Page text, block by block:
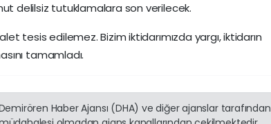
delilsiz tutuklamalara son verilecek.
tesis edilemez. Bizim iktidarımızda yargı, iktidarın
tamamladı.
Haber Ajansı (DHA) ve diğer ajanslar tarafından